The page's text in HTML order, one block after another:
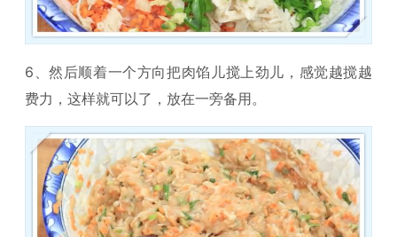
6、然后顺着一个方向把肉馅儿搅上劲儿，感觉越搅越
费力，这样就可以了，放在一旁备用。